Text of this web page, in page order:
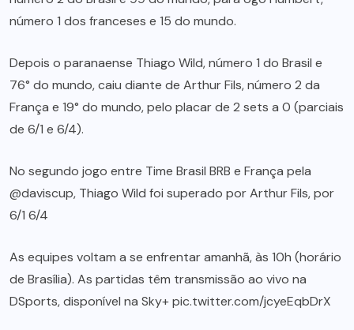
número 1 dos franceses e 15 do mundo.
Depois o paranaense Thiago Wild, número 1 do Brasil e
76° do mundo, caiu diante de Arthur Fils, número 2 da
França e 19° do mundo, pelo placar de 2 sets a 0 (parciais
de 6/1 e 6/4).
No segundo jogo entre Time Brasil BRB e França pela
@daviscup, Thiago Wild foi superado por Arthur Fils, por
6/1 6/4
As equipes voltam a se enfrentar amanhã, às 10h (horário
de Brasília). As partidas têm transmissão ao vivo na
DSports, disponível na Sky+pic.twitter.com/jcyeEqbDrX